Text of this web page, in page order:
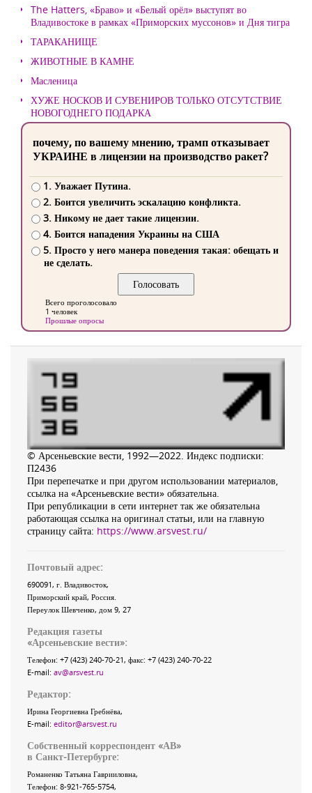
The Hatters, «Браво» и «Белый орёл» выступят во
Владивостоке в рамках «Приморских муссонов» и Дня тигра
ТАРАКАНИЩЕ
ЖИВОТНЫЕ В КАМНЕ
Масленица
ХУЖЕ НОСКОВ И СУВЕНИРОВ ТОЛЬКО ОТСУТСТВИЕ
НОВОГОДНЕГО ПОДАРКА
почему, по вашему мнению, трамп отказывает
УКРАИНЕ в лицензии на производство ракет?
1. Уважает Путина.
2. Боится увеличить эскалацию конфликта.
3. Никому не дает такие лицензии.
4. Боится нападения Украины на США
5. Просто у него манера поведения такая: обещать и
не сделать.
Всего проголосовало
1 человек
Прошлые опросы
© Арсеньевские вести, 1992—2022. Индекс подписки:
П2436
При перепечатке и при другом использовании материалов,
ссылка на «Арсеньевские вести» обязательна.
При републикации в сети интернет так же обязательна
работающая ссылка на оригинал статьи, или на главную
страницу сайта: https://www.arsvest.ru/
Почтовый адрес:
690091, г. Владивосток,
Приморский край, Россия
Переулок Шевченко, дом 9, 27
Редакция газеты
«Арсеньевские вести»:
Телефон: +7 (423) 240-70-21, факс: +7 (423) 240-70-22
E-mail: av@arsvest.ru
Редактор:
Ирина Георгиевна Гребнёва,
E-mail: editor@arsvest.ru
Собственный корреспондент «АВ»
в Санкт-Петербурге:
Романенко Татьяна Гаврииловна,
Телефон: 8-921-765-5754,